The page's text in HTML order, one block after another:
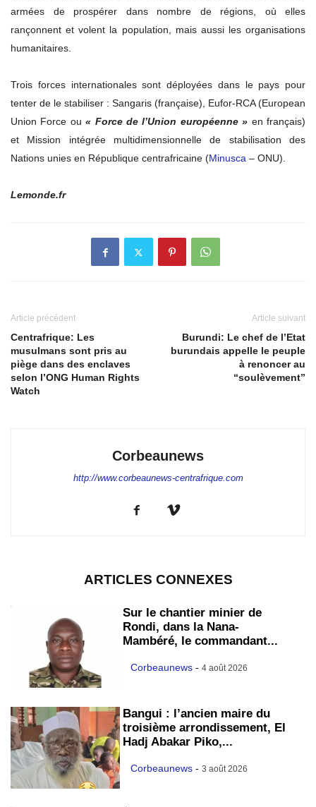
armées de prospérer dans nombre de régions, où elles
rançonnent et volent la population, mais aussi les organisations
humanitaires.
Trois forces internationales sont déployées dans le pays pour
tenter de le stabiliser : Sangaris (française), Eufor-RCA (European
Union Force ou« Force de l’Union européenne » en français)
et Mission intégrée multidimensionnelle de stabilisation des
Nations unies en République centrafricaine (Minusca – ONU).
Lemonde.fr
Article précédent
Centrafrique: Les
musulmans sont pris au
piège dans des enclaves
selon l’ONG Human Rights
Watch
Article suivant
Burundi: Le chef de l’Etat
burundais appelle le peuple
à renoncer au
“soulèvement”
Corbeaunews
http://www.corbeaunews-centrafrique.com
ARTICLES CONNEXES
Sur le chantier minier de
Rondi, dans la Nana-
Mambéré, le commandant...
Corbeaunews - 4 août 2026
Bangui : l’ancien maire du
troisième arrondissement, El
Hadj Abakar Piko,...
Corbeaunews - 3 août 2026